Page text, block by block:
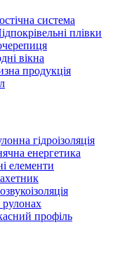
система
плівки
вікна
продукція
гідроізоляція
енергетика
елементи
профіль